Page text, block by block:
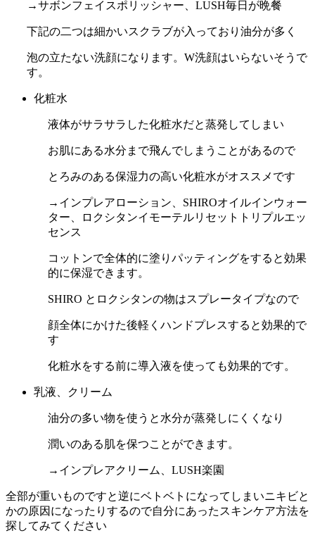
→サボンフェイスポリッシャー、LUSH毎日が晩餐
下記の二つは細かいスクラブが入っており油分が多く
泡の立たない洗顔になります。W洗顔はいらないそうで
す。
化粧水
液体がサラサラした化粧水だと蒸発してしまい
お肌にある水分まで飛んでしまうことがあるので
とろみのある保湿力の高い化粧水がオススメです
→インプレアローション、SHIROオイルインウォー
ター、ロクシタンイモーテルリセットトリプルエッ
センス
コットンで全体的に塗りパッティングをすると効果
的に保湿できます。
SHIRO とロクシタンの物はスプレータイプなので
顔全体にかけた後軽くハンドプレスすると効果的で
す
化粧水をする前に導入液を使っても効果的です。
乳液、クリーム
油分の多い物を使うと水分が蒸発しにくくなり
潤いのある肌を保つことができます。
→インプレアクリーム、LUSH楽園
全部が重いものですと逆にベトベトになってしまいニキビと
かの原因になったりするので自分にあったスキンケア方法を
探してみてください